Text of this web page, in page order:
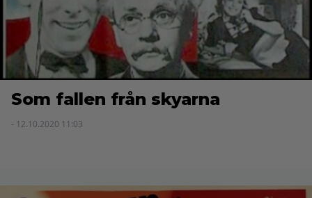
Som fallen från skyarna
- 12.10.2020 11:03